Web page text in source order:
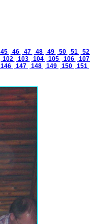
45 46 47 48 49 50 51 52
102 103 104 105 106 107
146 147 148 149 150 151